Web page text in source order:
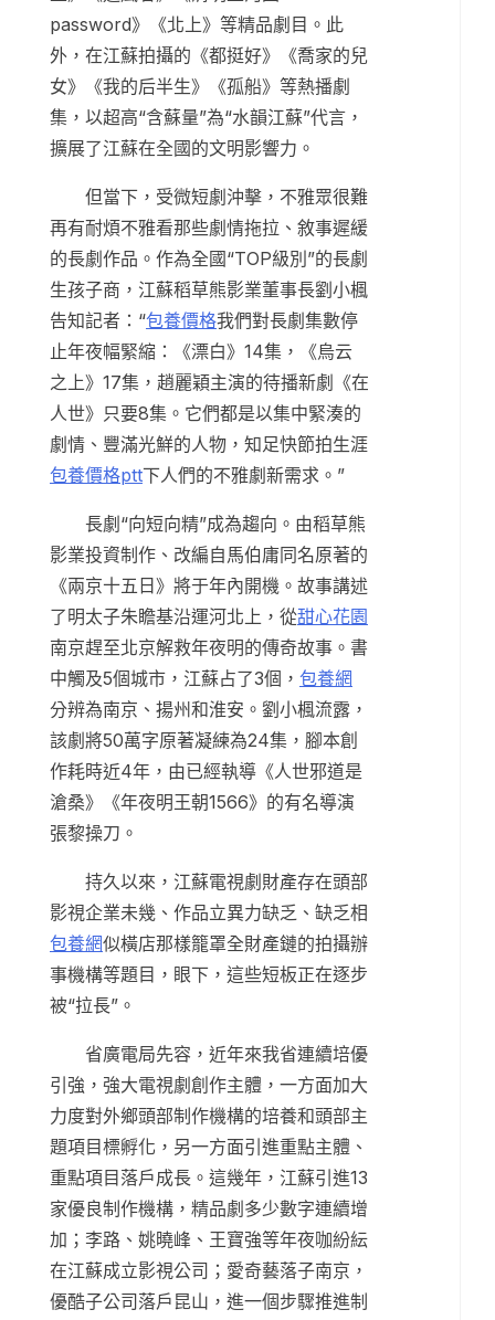
password》《北上》等精品劇目。此
外，在江蘇拍攝的《都挺好》《喬家的兒
女》《我的后半生》《孤船》等熱播劇
集，以超高“含蘇量”為“水韻江蘇”代言，
擴展了江蘇在全國的文明影響力。
但當下，受微短劇沖擊，不雅眾很難
再有耐煩不雅看那些劇情拖拉、敘事遲緩
的長劇作品。作為全國“TOP級別”的長劇
生孩子商，江蘇稻草熊影業董事長劉小楓
告知記者：“包養價格我們對長劇集數停
止年夜幅緊縮：《漂白》14集，《烏云
之上》17集，趙麗穎主演的待播新劇《在
人世》只要8集。它們都是以集中緊湊的
劇情、豐滿光鮮的人物，知足快節拍生涯
包養價格ptt下人們的不雅劇新需求。”
長劇“向短向精”成為趨向。由稻草熊
影業投資制作、改編自馬伯庸同名原著的
《兩京十五日》將于年內開機。故事講述
了明太子朱瞻基沿運河北上，從甜心花園
南京趕至北京解救年夜明的傳奇故事。書
中觸及5個城市，江蘇占了3個， 包養網
分辨為南京、揚州和淮安。劉小楓流露，
該劇將50萬字原著凝練為24集，腳本創
作耗時近4年，由已經執導《人世邪道是
滄桑》《年夜明王朝1566》的有名導演
張黎操刀。
持久以來，江蘇電視劇財產存在頭部
影視企業未幾、作品立異力缺乏、缺乏相
包養網似橫店那樣籠罩全財產鏈的拍攝辦
事機構等題目，眼下，這些短板正在逐步
被“拉長”。
省廣電局先容，近年來我省連續培優
引強，強大電視劇創作主體，一方面加大
力度對外鄉頭部制作機構的培養和頭部主
題項目標孵化，另一方面引進重點主體、
重點項目落戶成長。這幾年，江蘇引進13
家優良制作機構，精品劇多少數字連續增
加；李路、姚曉峰、王寶強等年夜咖紛紜
在江蘇成立影視公司；愛奇藝落子南京，
優酷子公司落戶昆山，進一個步驟推進制